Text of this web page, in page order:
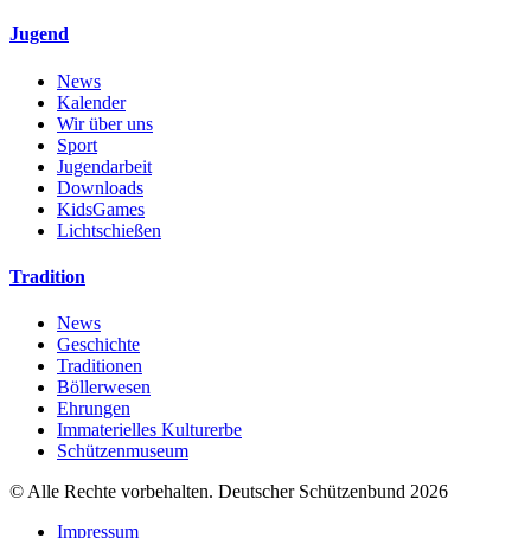
Jugend
News
Kalender
Wir über uns
Sport
Jugendarbeit
Downloads
KidsGames
Lichtschießen
Tradition
News
Geschichte
Traditionen
Böllerwesen
Ehrungen
Immaterielles Kulturerbe
Schützenmuseum
© Alle Rechte vorbehalten. Deutscher Schützenbund 2026
Impressum